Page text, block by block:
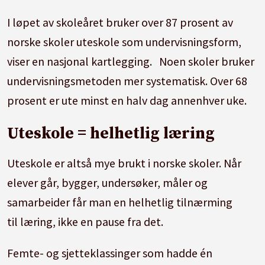
I løpet av skoleåret bruker over 87 prosent av
norske skoler uteskole som undervisningsform,
viser en nasjonal kartlegging. Noen skoler bruker
undervisningsmetoden mer systematisk. Over 68
prosent er ute minst en halv dag annenhver uke.
Uteskole = helhetlig læring
Uteskole er altså mye brukt i norske skoler. Når
elever går, bygger, undersøker, måler og
samarbeider får man en helhetlig tilnærming
til læring, ikke en pause fra det.
Femte- og sjetteklassinger som hadde én